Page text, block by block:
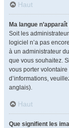
Haut
Ma langue
Soit les
logiciel n’a pas
à un administrateur
que vous souhaitez.
vous porter
d’informations,
anglais).
Haut
Que signifient les